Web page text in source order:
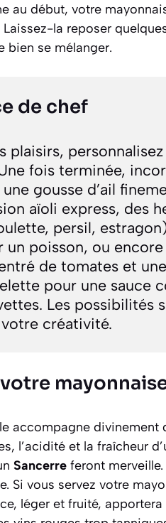
au début, votre
la reposer
bien se mélanger.
de chef
plaisirs,
fois terminée,
gousse d’ail
aïoli express, des
persil,
un poisson, ou
de tomates et
pour une sauce
Les possibilités
créativité.
accompagne divinement
l’acidité et la fraîcheur
Sancerre feront
Si vous servez votre
léger et fruité,